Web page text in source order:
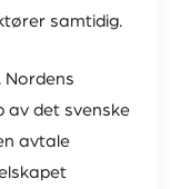
samtidig.
Nordens
av det svenske
avtale